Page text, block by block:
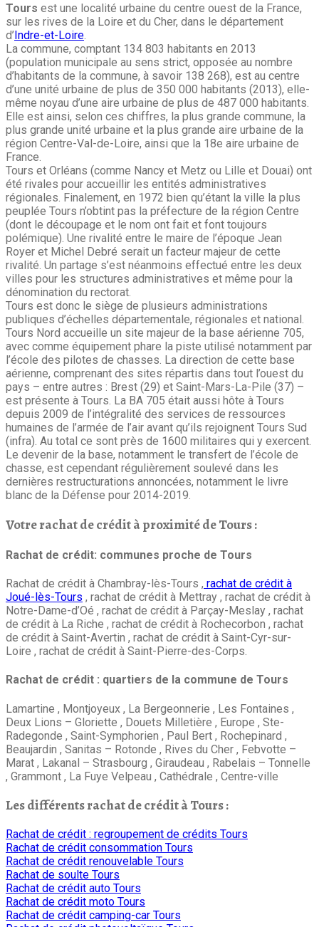
Tours est une localité urbaine du centre ouest de la France,
sur les rives de la Loire et du Cher, dans le département
d’Indre-et-Loire.
La commune, comptant 134 803 habitants en 2013
(population municipale au sens strict, opposée au nombre
d’habitants de la commune, à savoir 138 268), est au centre
d’une unité urbaine de plus de 350 000 habitants (2013), elle-
même noyau d’une aire urbaine de plus de 487 000 habitants.
Elle est ainsi, selon ces chiffres, la plus grande commune, la
plus grande unité urbaine et la plus grande aire urbaine de la
région Centre-Val-de-Loire, ainsi que la 18e aire urbaine de
France.
Tours et Orléans (comme Nancy et Metz ou Lille et Douai) ont
été rivales pour accueillir les entités administratives
régionales. Finalement, en 1972 bien qu’étant la ville la plus
peuplée Tours n’obtint pas la préfecture de la région Centre
(dont le découpage et le nom ont fait et font toujours
polémique). Une rivalité entre le maire de l’époque Jean
Royer et Michel Debré serait un facteur majeur de cette
rivalité. Un partage s’est néanmoins effectué entre les deux
villes pour les structures administratives et même pour la
dénomination du rectorat.
Tours est donc le siège de plusieurs administrations
publiques d’échelles départementale, régionales et national.
Tours Nord accueille un site majeur de la base aérienne 705,
avec comme équipement phare la piste utilisé notamment par
l’école des pilotes de chasses. La direction de cette base
aérienne, comprenant des sites répartis dans tout l’ouest du
pays – entre autres : Brest (29) et Saint-Mars-La-Pile (37) –
est présente à Tours. La BA 705 était aussi hôte à Tours
depuis 2009 de l’intégralité des services de ressources
humaines de l’armée de l’air avant qu’ils rejoignent Tours Sud
(infra). Au total ce sont près de 1600 militaires qui y exercent.
Le devenir de la base, notamment le transfert de l’école de
chasse, est cependant régulièrement soulevé dans les
dernières restructurations annoncées, notamment le livre
blanc de la Défense pour 2014-2019.
Votre rachat de crédit à proximité de Tours :
Rachat de crédit: communes proche de Tours
Rachat de crédit à Chambray-lès-Tours , rachat de crédit à
Joué-lès-Tours , rachat de crédit à Mettray , rachat de crédit à
Notre-Dame-d’Oé , rachat de crédit à Parçay-Meslay , rachat
de crédit à La Riche , rachat de crédit à Rochecorbon , rachat
de crédit à Saint-Avertin , rachat de crédit à Saint-Cyr-sur-
Loire , rachat de crédit à Saint-Pierre-des-Corps.
Rachat de crédit : quartiers de la commune de Tours
Lamartine , Montjoyeux , La Bergeonnerie , Les Fontaines ,
Deux Lions – Gloriette , Douets Milletière , Europe , Ste-
Radegonde , Saint-Symphorien , Paul Bert , Rochepinard ,
Beaujardin , Sanitas – Rotonde , Rives du Cher , Febvotte –
Marat , Lakanal – Strasbourg , Giraudeau , Rabelais – Tonnelle
, Grammont , La Fuye Velpeau , Cathédrale , Centre-ville
Les différents rachat de crédit à Tours :
Rachat de crédit : regroupement de crédits Tours
Rachat de crédit consommation Tours
Rachat de crédit renouvelable Tours
Rachat de soulte Tours
Rachat de crédit auto Tours
Rachat de crédit moto Tours
Rachat de crédit camping-car Tours